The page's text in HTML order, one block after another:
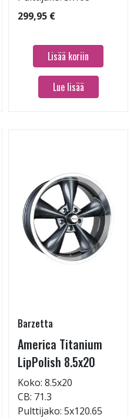
299,95 €
Lisää koriin
Lue lisää
Barzetta
America Titanium
LipPolish 8.5x20
Koko: 8.5x20
CB: 71.3
Pulttijako: 5x120.65